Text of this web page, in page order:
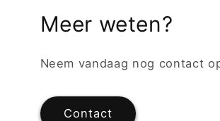
Meer weten?
Neem vandaag nog contact
Contact